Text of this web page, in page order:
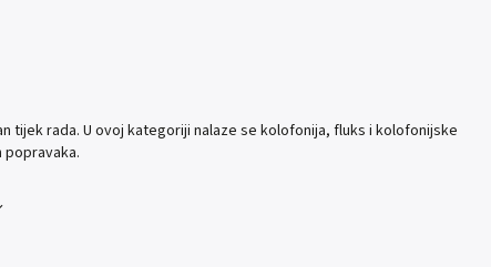
tijek rada. U ovoj kategoriji nalaze se kolofonija, fluks i kolofonijske